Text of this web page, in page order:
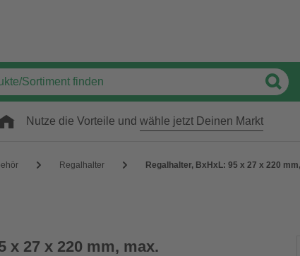
Nutze die Vorteile und wähle jetzt Deinen Markt
Regalhalter Regalhalter, BxHxL: 95 x 27 x 220
x 27 x 220 mm, max.